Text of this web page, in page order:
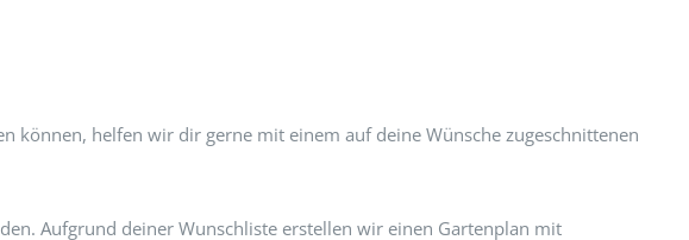
können, helfen wir dir gerne mit einem auf deine Wünsche zugeschnittenen
Aufgrund deiner Wunschliste erstellen wir einen Gartenplan mit